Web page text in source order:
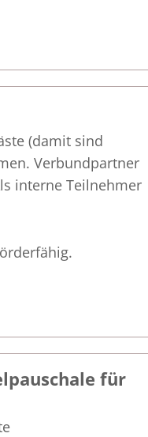
(damit sind
Verbundpartner
interne Teilnehmer
für